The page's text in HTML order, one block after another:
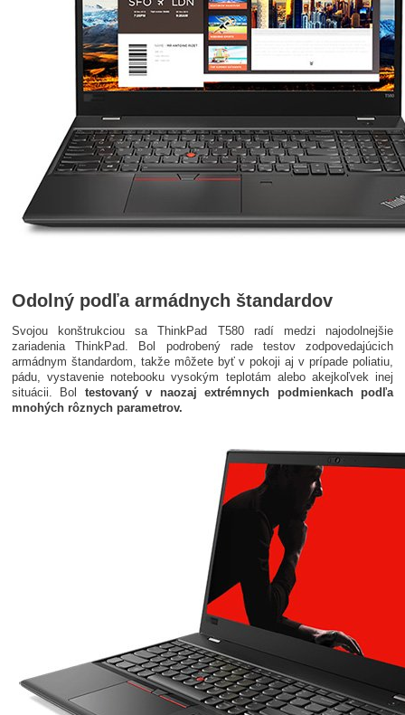
Odolný podľa armádnych štandardov
Svojou konštrukciou sa ThinkPad T580 radí medzi najodolnejšie
zariadenia ThinkPad. Bol podrobený rade testov zodpovedajúcich
armádnym štandardom, takže môžete byť v pokoji aj v prípade poliatiu,
pádu, vystavenie notebooku vysokým teplotám alebo akejkoľvek inej
situácii. Bol testovaný v naozaj extrémnych podmienkach podľa
mnohých rôznych parametrov.